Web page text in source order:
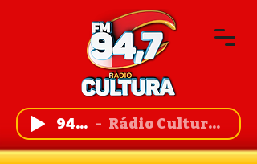
94,7 FM Rádio Cultura de Guanambi